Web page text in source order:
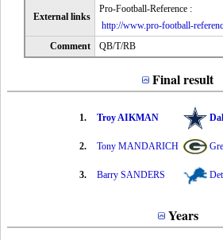
External links
Pro-Football-Reference :
http://www.pro-football-
Comment
QB/T/RB
Final result
1. Troy AIKMAN
2. Tony MANDARICH
3. Barry SANDERS
Years